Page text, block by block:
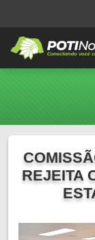
REJEITA